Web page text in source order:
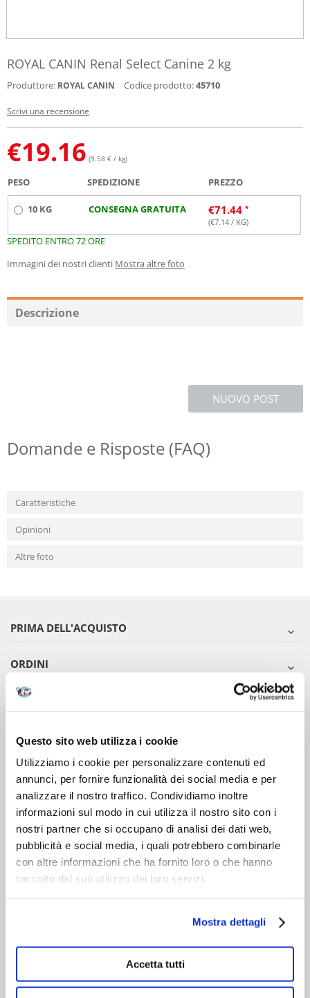
Questo sito web utilizza i cookie
Utilizziamo i cookie per personalizzare contenuti ed
annunci, per fornire funzionalità dei social media e per
analizzare il nostro traffico. Condividiamo inoltre
informazioni sul modo in cui utilizza il nostro sito con i
nostri partner che si occupano di analisi dei dati web,
pubblicità e social media, i quali potrebbero combinarle
con altre informazioni che ha fornito loro o che hanno
raccolto dal suo utilizzo dei loro servizi.
Mostra dettagli
Accetta tutti
ROYAL CANIN Renal Select Canine 2 kg
Produttore: ROYAL CANIN Codice prodotto:45710
Scrivi una recensione
€19.16 (9.58 € / kg)
PESO SPEDIZIONE PREZZO
10 KG CONSEGNA GRATUITA €71.44
(€7.14 / KG)
SPEDITO ENTRO 72 ORE
Immagini dei nostri clienti Mostra altre foto
Descrizione
NUOVO POST
Domande e Risposte (FAQ)
Caratteristiche
Opinioni
Altre foto
PRIMA DELL'ACQUISTO
ORDINI
DOPO L'ACQUISTO
VIENI A CONOSCERCI